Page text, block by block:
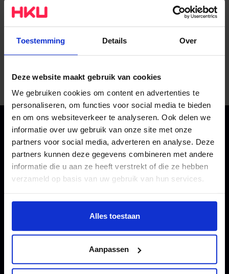
Toestemming Details Over
Deze website maakt gebruik van cookies
We gebruiken cookies om content en advertenties te
personaliseren, om functies voor social media te bieden
en om ons websiteverkeer te analyseren. Ook delen we
informatie over uw gebruik van onze site met onze
partners voor social media, adverteren en analyse. Deze
partners kunnen deze gegevens combineren met andere
informatie die u aan ze heeft verstrekt of die ze hebben
verzameld op basis van uw gebruik van hun services.
Wil je meer weten of de voorkeur aanpassen, bekijk dan
https://www.hku.nl/privacy-statement-en-
Alles toestaan
Aanpassen
onderzoek, onderwijs en werkveld. Ga met
onderstaande button naar de publicaties van HKU